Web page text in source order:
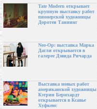
Tate Modern открывает
крупную выставку работ
пионерской художницы
Доротеи Таннинг
Neo-Op: выставка Марка
Дагли открывается в
галерее Дэвида Ричарда
Выставка новых работ
американской художницы
Кэтрин Бернхардт
открывается в Ксавье
Хуфкенс